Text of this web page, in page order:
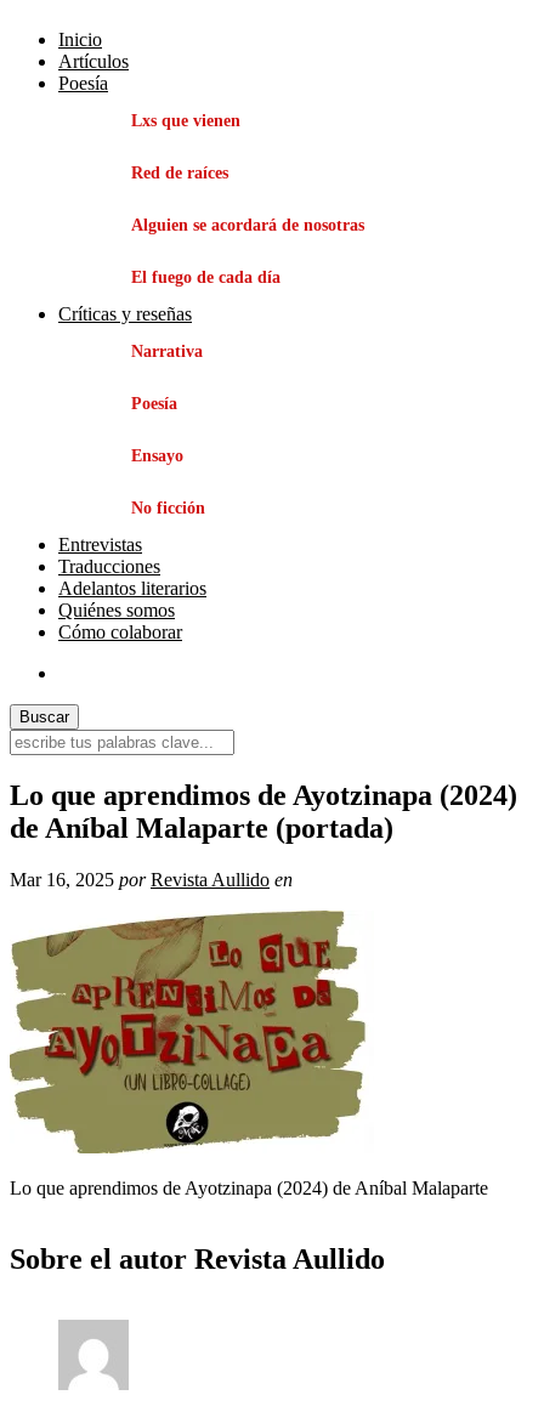
Inicio
Artículos
Poesía
Lxs que vienen
Red de raíces
Alguien se acordará de nosotras
El fuego de cada día
Críticas y reseñas
Narrativa
Poesía
Ensayo
No ficción
Entrevistas
Traducciones
Adelantos literarios
Quiénes somos
Cómo colaborar
Lo que aprendimos de Ayotzinapa (2024)
de Aníbal Malaparte (portada)
Mar 16, 2025 por Revista Aullido en
Lo que aprendimos de Ayotzinapa (2024) de Aníbal Malaparte
Sobre el autor Revista Aullido